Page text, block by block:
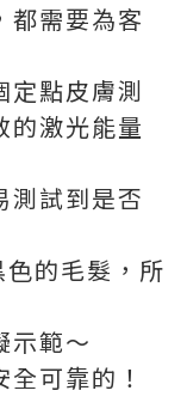
都需要為客
定點皮膚測
的激光能量
測試到是否
的毛髮，所
示範～
可靠的！